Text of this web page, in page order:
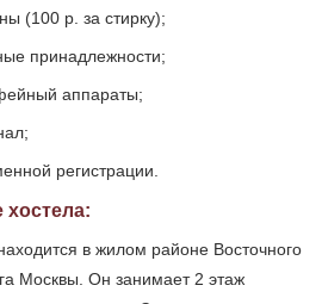
(100 р. за стирку);
принадлежности;
аппараты;
регистрации.
хостела:
в жилом районе Восточного
Москвы. Он занимает 2 этаж